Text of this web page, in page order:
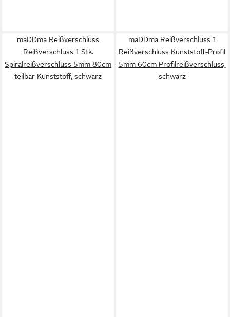
maDDma Reißverschluss
Reißverschluss 1 Stk.
Spiralreißverschluss 5mm 80cm
teilbar Kunststoff, schwarz
maDDma Reißverschluss 1
Reißverschluss Kunststoff-Profil
5mm 60cm Profilreißverschluss,
schwarz